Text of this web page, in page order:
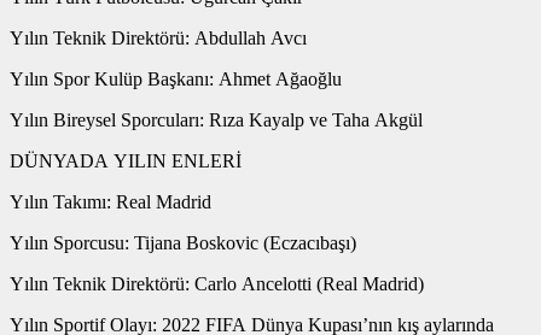
Yılın Teknik Direktörü: Abdullah Avcı
Yılın Spor Kulüp Başkanı: Ahmet Ağaoğlu
Yılın Bireysel Sporcuları: Rıza Kayalp ve Taha Akgül
DÜNYADA YILIN ENLERİ
Yılın Takımı: Real Madrid
Yılın Sporcusu: Tijana Boskovic (Eczacıbaşı)
Yılın Teknik Direktörü: Carlo Ancelotti (Real Madrid)
Yılın Sportif Olayı: 2022 FIFA Dünya Kupası’nın kış aylarında